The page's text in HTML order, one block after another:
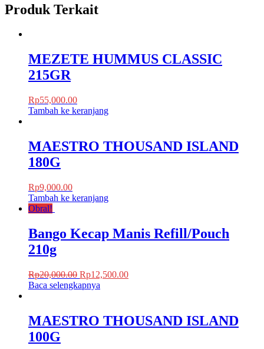
Produk Terkait
MEZETE HUMMUS CLASSIC
215GR
Rp55,000.00
Tambah ke keranjang
MAESTRO THOUSAND ISLAND
180G
Rp9,000.00
Tambah ke keranjang
Obral!
Bango Kecap Manis Refill/Pouch
210g
Rp20,000.00 Rp12,500.00
Baca selengkapnya
MAESTRO THOUSAND ISLAND
100G